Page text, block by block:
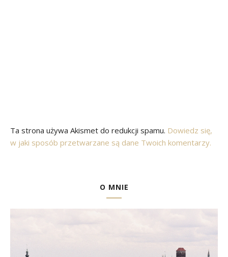
Ta strona używa Akismet do redukcji spamu. Dowiedz się,
w jaki sposób przetwarzane są dane Twoich komentarzy.
O MNIE